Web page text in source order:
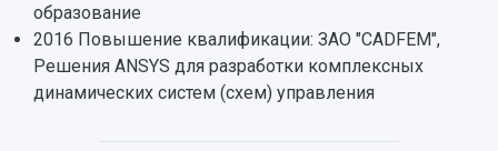
образование
2016 Повышение квалификации: ЗАО "CADFEM",
Решения ANSYS для разработки комплексных
динамических систем (схем) управления